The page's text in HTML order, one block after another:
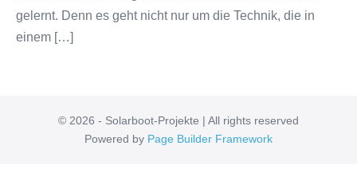
gelernt. Denn es geht nicht nur um die Technik, die in
einem […]
© 2026 - Solarboot-Projekte | All rights reserved
Powered by Page Builder Framework